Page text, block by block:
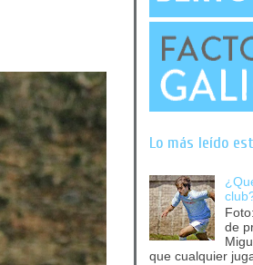
Lo más leído
de
que cualquier